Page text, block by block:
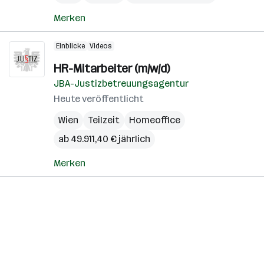
Merken
Einblicke Videos
HR-Mitarbeiter (m/w/d)
JBA-Justizbetreuungsagentur
Heute veröffentlicht
Wien
Teilzeit
Homeoffice
ab 49.911,40 € jährlich
Merken